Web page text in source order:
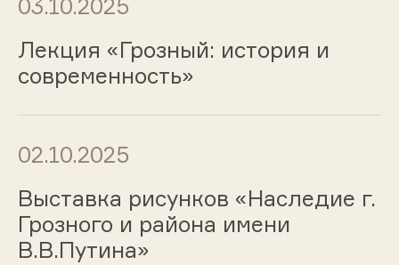
03.10.2025
Лекция «Грозный: история и
современность»
02.10.2025
Выставка рисунков «Наследие г.
Грозного и района имени
В.В.Путина»